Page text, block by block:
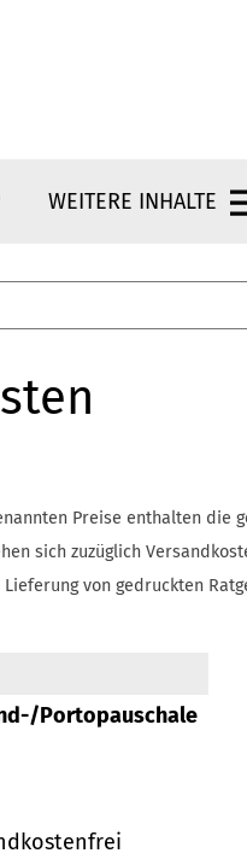
WEITERE INHALTE
Preise enthalten die
sich zuzüglich
Lieferung von gedruckten
Portopauschale